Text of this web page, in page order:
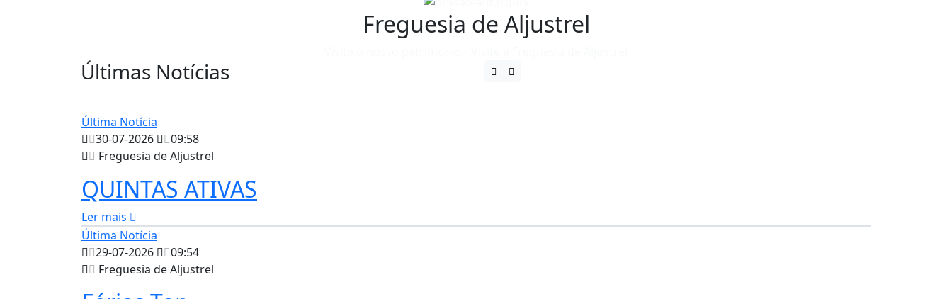
Freguesia de Aljustrel
Últimas Notícias
Última Notícia
30-07-2026
09:58
Freguesia de Aljustrel
QUINTAS ATIVAS
Ler mais
Última Notícia
29-07-2026
09:54
Freguesia de Aljustrel